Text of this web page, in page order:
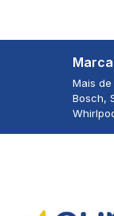
Mais
Bosch,